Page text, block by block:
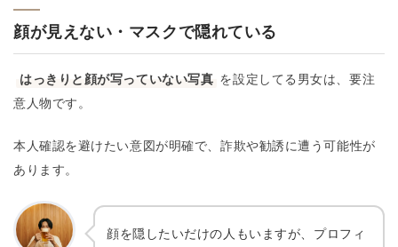
顔が見えない・マスクで隠れている
はっきりと顔が写っていない写真 を設定してる男女は、要注
意人物です。
本人確認を避けたい意図が明確で、詐欺や勧誘に遭う可能性が
あります。
顔を隠したいだけの人もいますが、プロフィ